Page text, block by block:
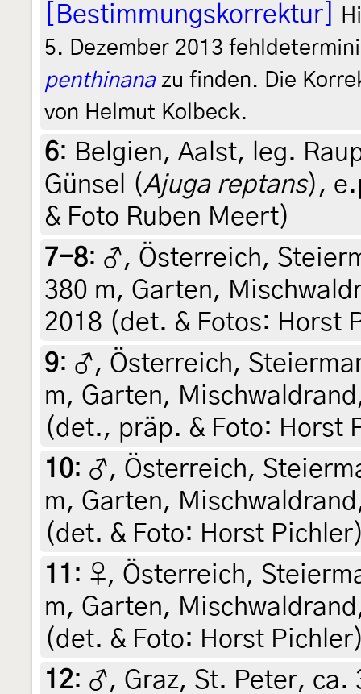
[Bestimmungskorrektur]
5. Dezember 2013
penthinanazu finden. Die
von Helmut Kolbeck.
6: Belgien, Aalst, leg.
Günsel (Ajuga reptans),
& Foto Ruben Meert)
7-8: ♂, Österreich,
380 m, Garten,
2018 (det. & Fotos: Horst
9: ♂, Österreich,
m, Garten,
(det., präp. & Foto: Horst
10: ♂, Österreich,
m, Garten,
(det. & Foto: Horst
11 : ♀, Österreich,
m, Garten,
(det. & Foto: Horst
12: ♂, Graz, St. Peter, ca.